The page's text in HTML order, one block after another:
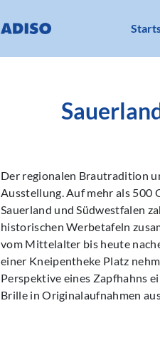
Der regionalen Brautradition
Ausstellung. Auf mehr als 500
Sauerland und Südwestfalen
historischen Werbetafeln
vom Mittelalter bis heute
einer Kneipentheke Platz
Perspektive eines Zapfhahns
Brille in Originalaufnahmen